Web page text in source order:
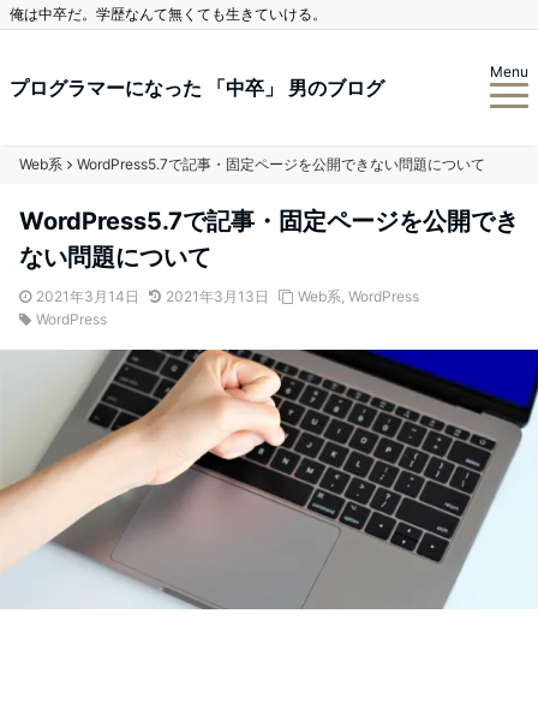
俺は中卒だ。学歴なんて無くても生きていける。
プログラマーになった 「中卒」 男のブログ
Menu
Web系 WordPress5.7で記事・固定ページを公開できない問題について
WordPress5.7で記事・固定ページを公開でき
ない問題について
2021年3月14日 2021年3月13日 Web系, WordPress
WordPress